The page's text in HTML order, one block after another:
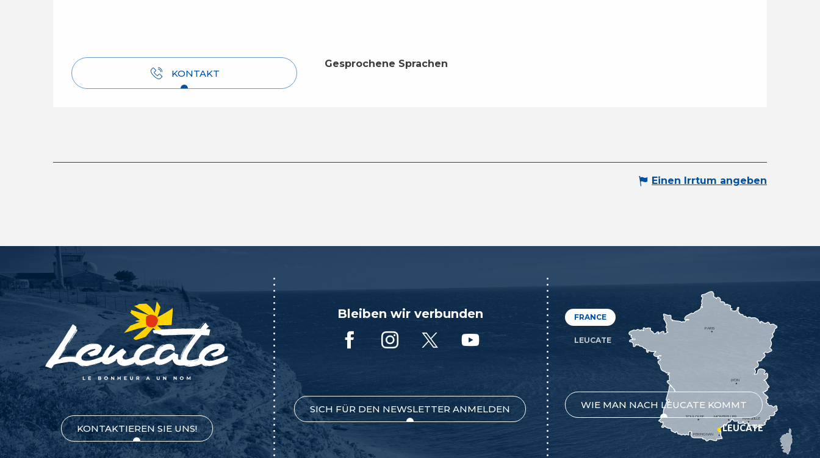
KONTAKT
Gesprochene Sprachen
Gesprochene Sprachen
Einen Irrtum angeben
KONTAKTIEREN SIE UNS!
Bleiben wir verbunden
SICH FÜR DEN NEWSLETTER ANMELDEN
FRANCE
LEUCATE
WIE MAN NACH LEUCATE KOMMT
MONTPELLIER
PERPIGNAN
MARSEILLE
TOULOUSE
LYON
PARIS
LEUCATE